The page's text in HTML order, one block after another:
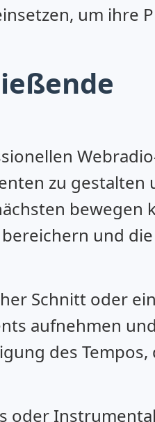
um ihre
zu gestalten
bewegen
und die
Schnitt oder
aufnehmen
des Tempos,
oder